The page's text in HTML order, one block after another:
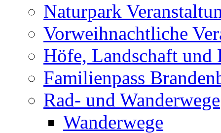
Naturpark
Vorweihnachtliche
Höfe, Landschaft und
Familienpass
Rad- und Wanderwege
Wanderwege